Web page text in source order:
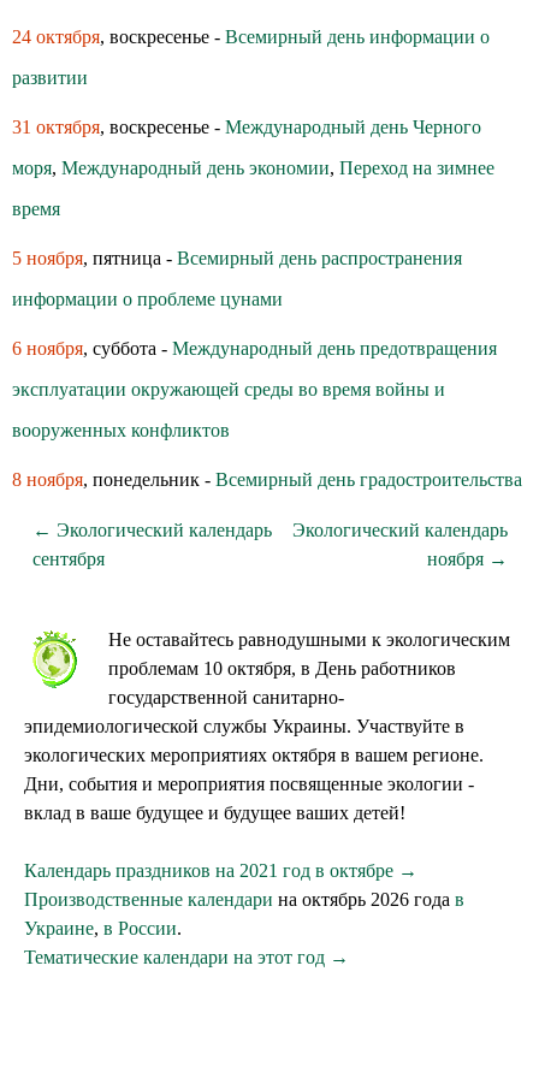
24 октября, воскресенье - Всемирный день информации о
развитии
31 октября, воскресенье - Международный день Черного
моря, Международный день экономии, Переход на зимнее
время
5 ноября, пятница - Всемирный день распространения
информации о проблеме цунами
6 ноября, суббота - Международный день предотвращения
эксплуатации окружающей среды во время войны и
вооруженных конфликтов
8 ноября, понедельник - Всемирный день градостроительства
← Экологический календарь
сентября
Экологический календарь
ноября →
Не оставайтесь равнодушными к экологическим
проблемам 10 октября, в День работников
государственной санитарно-
эпидемиологической службы Украины. Участвуйте в
экологических мероприятиях октября в вашем регионе.
Дни, события и мероприятия посвященные экологии -
вклад в ваше будущее и будущее ваших детей!
Календарь праздников на 2021 год в октябре →
Производственные календари на октябрь 2026 года в
Украине, в России.
Тематические календари на этот год →